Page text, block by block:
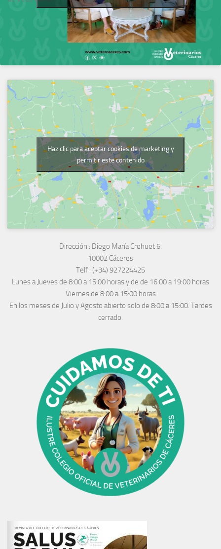
Haz clic para aceptar cookies de marketing y
permitir este contenido
Dirección : Diego María Crehuet 6.
10002 Cáceres
Telf : (+34) 927224425
Lunes a Jueves de 8:00 a 15:00 horas y de de 16:00 a 19:00 horas
Viernes de 8:00 a 15:00 horas
En los meses de Julio y Agosto abierto solo de 8:00 a 15:00. Tardes
cerrado.